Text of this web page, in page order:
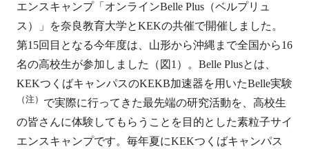
エンスキャンプ「オンラインBelle Plus（ベルプリュ
ス）」を奈良教育大学とKEKの共催で開催しました。
第15回目となる今年度は、山形から沖縄まで全国から16
名の高校生が参加しました（図1）。Belle Plusとは、
KEKつくばキャンパスのKEKB加速器を用いたBelle実験
（注） で実際に行ってきた最先端の研究活動を、高校生
の皆さんに体験してもらうことを目的とした素粒子サイ
エンスキャンプです。毎年夏にKEKつくばキャンパス